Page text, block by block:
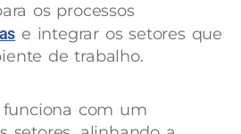
os processos
e integrar os setores que
de trabalho.
funciona com um